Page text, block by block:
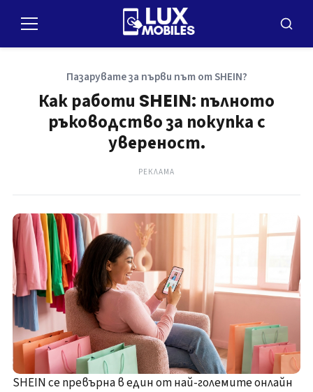
Меню
Пазарувате за първи път от SHEIN?
Как работи SHEIN: пълното
ръководство за покупка с
увереност.
РЕКЛАМА
SHEIN се превърна в един от най-големите онлайн